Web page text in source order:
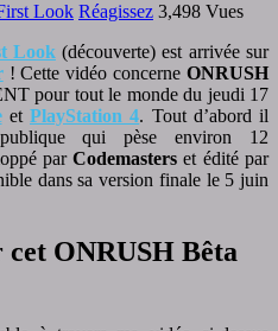
Look Réagissez 3,498 Vues
Look (découverte) est arrivée sur
! Cette vidéo concerneONRUSH
pour tout le monde du jeudi 17
et PlayStation 4. Tout d’abord il
qui pèse environ 12
parCodemasters et édité par
dans sa version finale le 5 juin
cet ONRUSH Bêta